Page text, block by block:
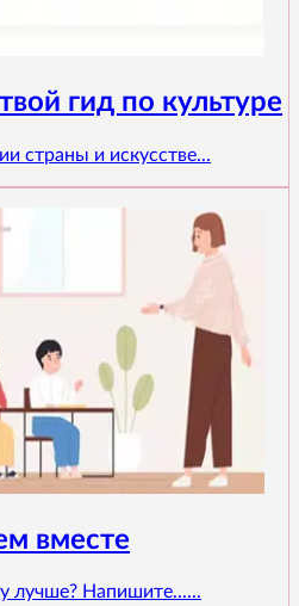
гид по культуре
страны и искусстве...
вместе
лучше? Напишите......